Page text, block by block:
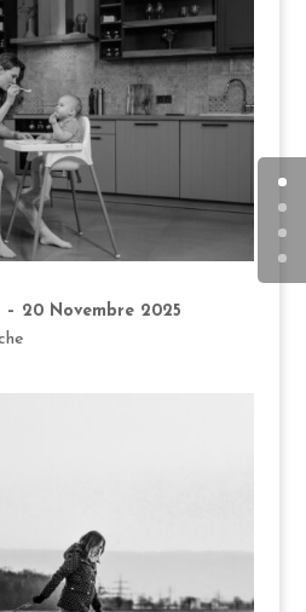
– 20 Novembre 2025